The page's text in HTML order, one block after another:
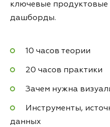
ключевые продуктовые
дашборды.
10 часов теории
20 часов практики
Зачем нужна
Инструменты,
данных